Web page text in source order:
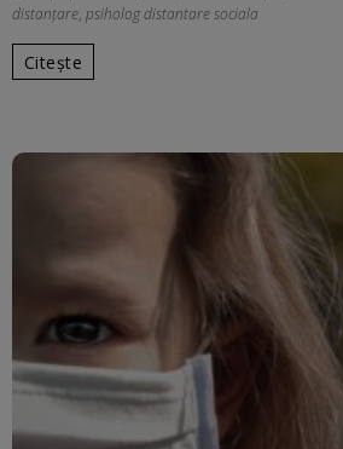
distanțare, psiholog distantare sociala
Citește